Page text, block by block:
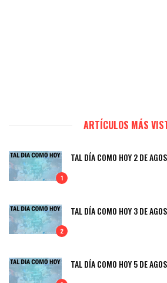
ARTÍCULOS MÁS
1
TAL DÍA COMO HOY 2 DE
2
TAL DÍA COMO HOY 3 DE
TAL DÍA COMO HOY 5 DE